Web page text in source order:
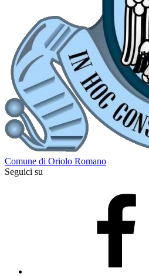
Comune di Oriolo Romano
Seguici su